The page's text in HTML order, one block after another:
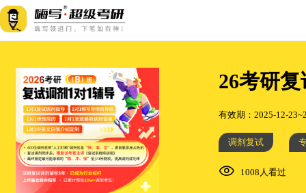
26考研
有效期：2025-12-
调剂复试
1008人看过